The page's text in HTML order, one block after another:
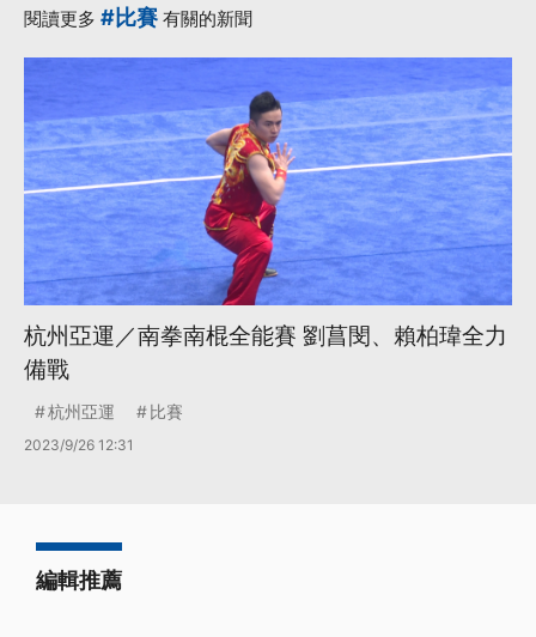
閱讀更多 #比賽 有關的新聞
杭州亞運／南拳南棍全能賽 劉菖閔、賴柏瑋全力
備戰
杭州亞運 比賽
2023/9/26 12:31
編輯推薦